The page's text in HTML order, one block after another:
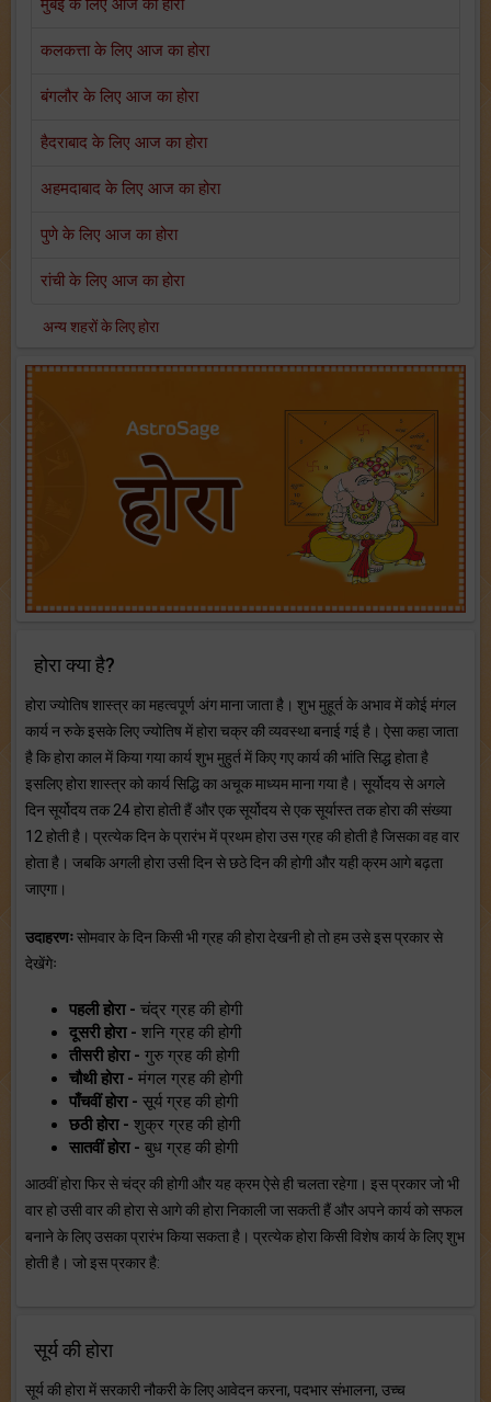
मुंबई के लिए आज का होरा
कलकत्ता के लिए आज का होरा
बंगलौर के लिए आज का होरा
हैदराबाद के लिए आज का होरा
अहमदाबाद के लिए आज का होरा
पुणे के लिए आज का होरा
रांची के लिए आज का होरा
अन्य शहरों के लिए होरा
होरा क्या है?
होरा ज्योतिष शास्त्र का महत्वपूर्ण अंग माना जाता है। शुभ मुहूर्त के अभाव में कोई मंगल
कार्य न रुके इसके लिए ज्योतिष में होरा चक्र की व्यवस्था बनाई गई है। ऐसा कहा जाता
है कि होरा काल में किया गया कार्य शुभ मुहुर्त में किए गए कार्य की भांति सिद्ध होता है
इसलिए होरा शास्त्र को कार्य सिद्धि का अचूक माध्यम माना गया है। सूर्योदय से अगले
दिन सूर्योदय तक 24 होरा होती हैं और एक सूर्योदय से एक सूर्यास्त तक होरा की संख्या
12 होती है। प्रत्येक दिन के प्रारंभ में प्रथम होरा उस ग्रह की होती है जिसका वह वार
होता है। जबकि अगली होरा उसी दिन से छठे दिन की होगी और यही क्रम आगे बढ़ता
जाएगा।
उदाहरणःसोमवार के दिन किसी भी ग्रह की होरा देखनी हो तो हम उसे इस प्रकार से
देखेंगेः
पहली होरा - चंद्र ग्रह की होगी
दूसरी होरा - शनि ग्रह की होगी
तीसरी होरा - गुरु ग्रह की होगी
चौथी होरा - मंगल ग्रह की होगी
पाँचवीं होरा - सूर्य ग्रह की होगी
छठी होरा - शुक्र ग्रह की होगी
सातवीं होरा - बुध ग्रह की होगी
आठवीं होरा फिर से चंद्र की होगी और यह क्रम ऐसे ही चलता रहेगा। इस प्रकार जो भी
वार हो उसी वार की होरा से आगे की होरा निकाली जा सकती हैं और अपने कार्य को सफल
बनाने के लिए उसका प्रारंभ किया सकता है। प्रत्येक होरा किसी विशेष कार्य के लिए शुभ
होती है। जो इस प्रकार है:
सूर्य की होरा
सूर्य की होरा में सरकारी नौकरी के लिए आवेदन करना, पदभार संभालना, उच्च